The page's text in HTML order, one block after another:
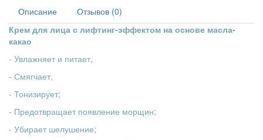
Описание
Отзывов (0)
Крем для лица с лифтинг-эффектом на основе масла-
какао
- Увлажняет и питает,
- Смягчает,
- Тонизирует;
- Предотвращает появление морщин;
- Убирает шелушение;